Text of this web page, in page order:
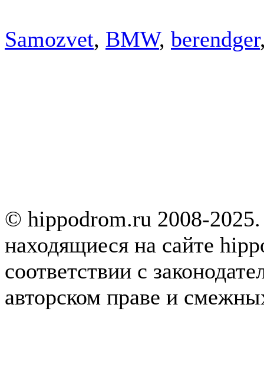
Samozvet, BMW, berendger
© hippodrom.ru 2008-
находящиеся на сайте
соответствии с
авторском праве и